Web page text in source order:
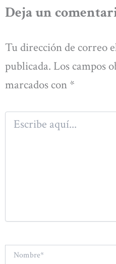
Deja un
Tu dirección de correo
publicada. Los campos
marcados con *
Escribe
aquí...